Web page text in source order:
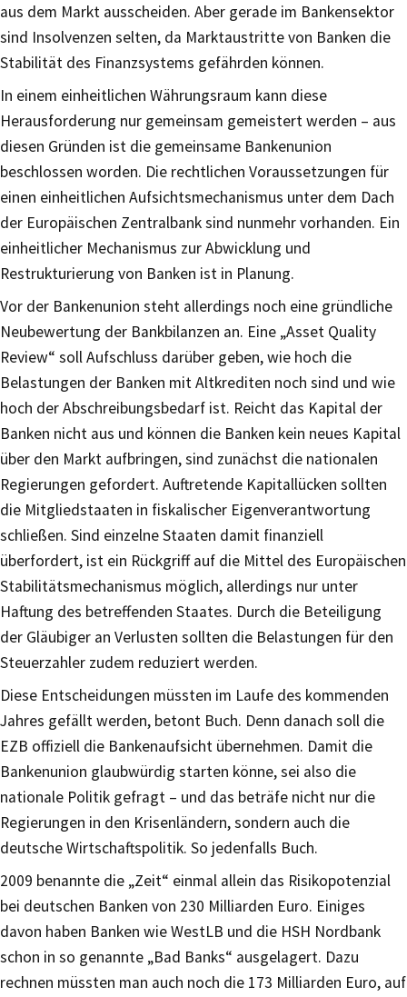
aus dem Markt ausscheiden. Aber gerade im Bankensektor
sind Insolvenzen selten, da Marktaustritte von Banken die
Stabilität des Finanzsystems gefährden können.
In einem einheitlichen Währungsraum kann diese
Herausforderung nur gemeinsam gemeistert werden – aus
diesen Gründen ist die gemeinsame Bankenunion
beschlossen worden. Die rechtlichen Voraussetzungen für
einen einheitlichen Aufsichtsmechanismus unter dem Dach
der Europäischen Zentralbank sind nunmehr vorhanden. Ein
einheitlicher Mechanismus zur Abwicklung und
Restrukturierung von Banken ist in Planung.
Vor der Bankenunion steht allerdings noch eine gründliche
Neubewertung der Bankbilanzen an. Eine „Asset Quality
Review“ soll Aufschluss darüber geben, wie hoch die
Belastungen der Banken mit Altkrediten noch sind und wie
hoch der Abschreibungsbedarf ist. Reicht das Kapital der
Banken nicht aus und können die Banken kein neues Kapital
über den Markt aufbringen, sind zunächst die nationalen
Regierungen gefordert. Auftretende Kapitallücken sollten
die Mitgliedstaaten in fiskalischer Eigenverantwortung
schließen. Sind einzelne Staaten damit finanziell
überfordert, ist ein Rückgriff auf die Mittel des Europäischen
Stabilitätsmechanismus möglich, allerdings nur unter
Haftung des betreffenden Staates. Durch die Beteiligung
der Gläubiger an Verlusten sollten die Belastungen für den
Steuerzahler zudem reduziert werden.
Diese Entscheidungen müssten im Laufe des kommenden
Jahres gefällt werden, betont Buch. Denn danach soll die
EZB offiziell die Bankenaufsicht übernehmen. Damit die
Bankenunion glaubwürdig starten könne, sei also die
nationale Politik gefragt – und das beträfe nicht nur die
Regierungen in den Krisenländern, sondern auch die
deutsche Wirtschaftspolitik. So jedenfalls Buch.
2009 benannte die „Zeit“ einmal allein das Risikopotenzial
bei deutschen Banken von 230 Milliarden Euro. Einiges
davon haben Banken wie WestLB und die HSH Nordbank
schon in so genannte „Bad Banks“ ausgelagert. Dazu
rechnen müssten man auch noch die 173 Milliarden Euro, auf